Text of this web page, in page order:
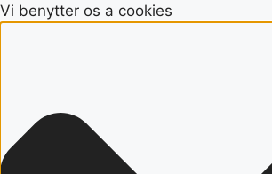
Vi benytter os a cookies